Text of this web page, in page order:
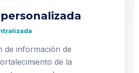
de información de
de la